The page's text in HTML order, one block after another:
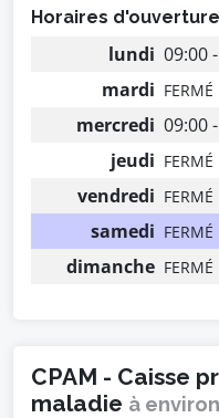
Horaires d'ouverture
lundi 09:00
mardi FERMÉ
mercredi 09:00
jeudi FERMÉ
vendredi FERMÉ
samedi FERMÉ
dimanche FERMÉ
CPAM - Caisse
maladie à